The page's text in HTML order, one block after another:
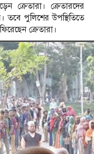
ক্রেতারা। ক্রেতারদের
তবে পুলিশের উপস্থিতিতে
ক্রেতারা।